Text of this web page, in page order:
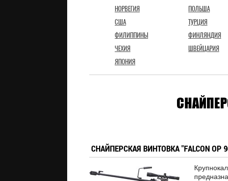
НОРВЕГИЯ
ПОЛЬША
США
ТУРЦИЯ
ФИЛИППИНЫ
ФИНЛЯНДИЯ
ЧЕХИЯ
ШВЕЙЦАРИЯ
ЯПОНИЯ
СНАЙПЕРСКАЯ ВИНТОВКА "FALCON OP